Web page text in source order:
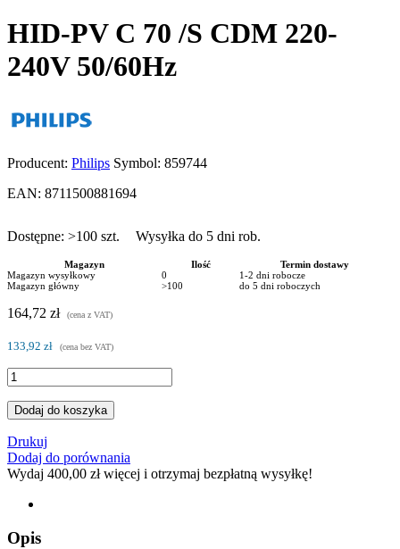
HID-PV C 70 /S CDM 220-
240V 50/60Hz
Producent: Philips Symbol: 859744
EAN: 8711500881694
Dostępne: >100 szt. Wysyłka do 5 dni rob.
Magazyn Ilość
Termin dostawy
Magazyn wysyłkowy
0
1-2 dni robocze
Magazyn główny
>100 do 5 dni roboczych
164,72 zł (cena z VAT)
133,92 zł (cena bez VAT)
Dodaj do koszyka
Drukuj
Dodaj do porównania
Wydaj 400,00 złwięcej i otrzymaj bezpłatną wysyłkę!
Opis